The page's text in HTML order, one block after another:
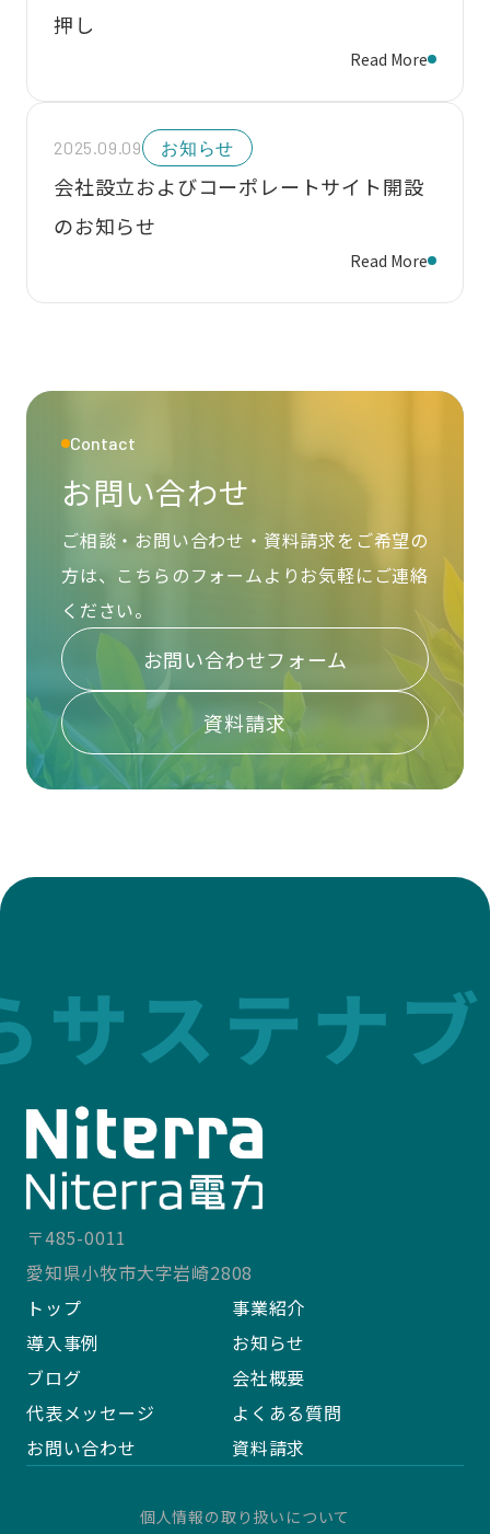
押し
Read More
2025.09.09 お知らせ
会社設立およびコーポレートサイト開設
のお知らせ
Read More
Contact
お問い合わせ
ご相談・お問い合わせ・資料請求をご希望の
方は、 こちらのフォームよりお気軽にご連絡
ください。
お問い合わせフォーム
資料請求
〒485-0011
愛知県小牧市大字岩崎2808
トップ
事業紹介
導入事例
お知らせ
ブログ
会社概要
代表メッセージ
よくある質問
お問い合わせ
資料請求
個人情報の取り扱いについて